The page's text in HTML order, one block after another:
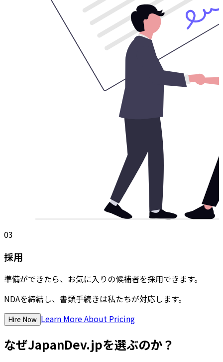
03
採用
準備ができたら、お気に入りの候補者を採用できます。
NDAを締結し、書類手続きは私たちが対応します。
Hire Now Learn More About Pricing
なぜJapanDev.jpを選ぶのか？